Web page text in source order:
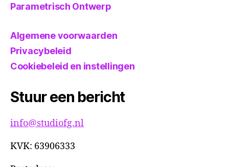
Parametrisch Ontwerp
Algemene voorwaarden
Privacybeleid
Cookiebeleid en instellingen
Stuur een bericht
info@studiofg.nl
KVK: 63906333